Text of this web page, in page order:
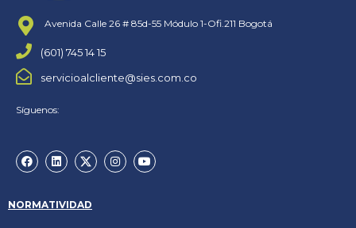
Avenida Calle 26 # 85d-55 Módulo 1-Ofi.211 Bogotá
(601) 745 14 15
servicioalcliente@sies.com.co
Síguenos:
NORMATIVIDAD